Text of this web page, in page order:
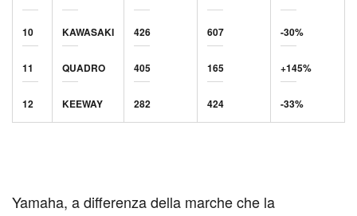
10 KAWASAKI 426 607 -30%
11 QUADRO 405 165 +145%
12 KEEWAY 282 424 -33%
Yamaha, a differenza della marche che la